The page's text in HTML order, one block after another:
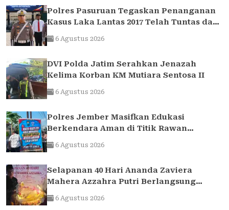
Polres Pasuruan Tegaskan Penanganan
Kasus Laka Lantas 2017 Telah Tuntas dan
Berkekuatan Hukum Tetap
6 Agustus 2026
DVI Polda Jatim Serahkan Jenazah
Kelima Korban KM Mutiara Sentosa II
6 Agustus 2026
Polres Jember Masifkan Edukasi
Berkendara Aman di Titik Rawan
Kecelakaan
6 Agustus 2026
Selapanan 40 Hari Ananda Zaviera
Mahera Azzahra Putri Berlangsung
Khidmat dan Penuh Kebersamaan
6 Agustus 2026